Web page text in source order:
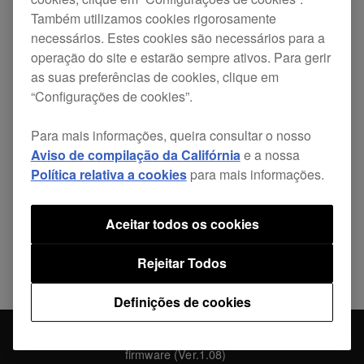
Precisão do tempo slider.
Partilhar
Voltar a Notícias
firmware (Ver.1.08)
Também utilizamos cookies rigorosamente
necessários. Estes cookies são necessários para a
operação do site e estarão sempre ativos. Para gerir
as suas preferências de cookies, clique em
“Configurações de cookies”.
Para mais informações, queira consultar o nosso
Aviso de compilação da Califórniae a nossa
Política relativa a cookiespara mais informações.
Definições de cookies
Rejeitar Todos
Aceitar todos os cookies